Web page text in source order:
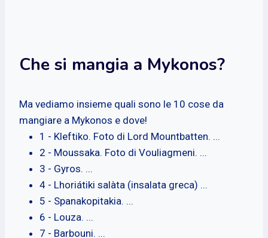
Che si mangia a Mykonos?
Ma vediamo insieme quali sono le 10 cose da
mangiare a Mykonos e dove!
1 - Kleftiko. Foto di Lord Mountbatten. ...
2 - Moussaka. Foto di Vouliagmeni. ...
3 - Gyros. ...
4 - Lhoriátiki salàta (insalata greca) ...
5 - Spanakopitakia. ...
6 - Louza. ...
7 - Barbouni. ...